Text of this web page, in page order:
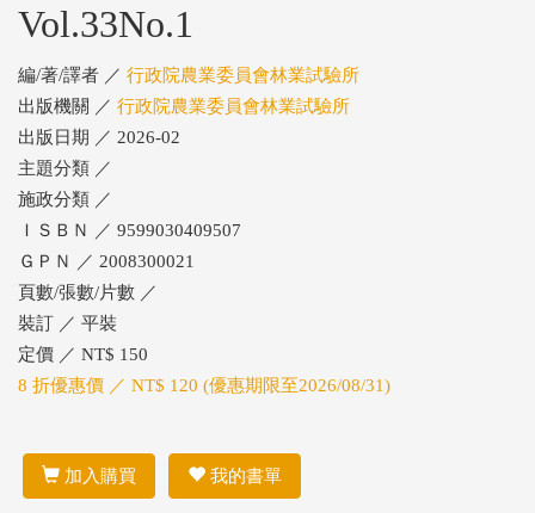
Vol.33No.1
編/著/譯者 ／ 行政院農業委員會林業試驗所
出版機關 ／ 行政院農業委員會林業試驗所
出版日期 ／ 2026-02
主題分類 ／
施政分類 ／
ＩＳＢＮ ／ 9599030409507
ＧＰＮ ／ 2008300021
頁數/張數/片數 ／
裝訂 ／ 平裝
定價 ／ NT$ 150
8 折優惠價 ／ NT$ 120 (優惠期限至2026/08/31)
加入購買 我的書單